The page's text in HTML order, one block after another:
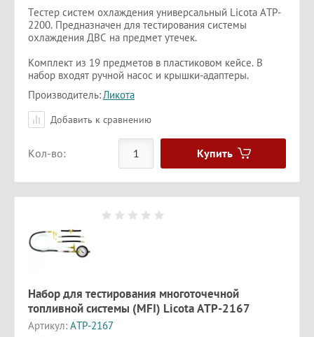
Тестер систем охлаждения универсальный Licota ATP-
2200. Предназначен для тестирования системы
охлаждения ДВС на предмет утечек.
Комплект из 19 предметов в пластиковом кейсе. В
набор входят ручной насос и крышки-адаптеры.
Производитель: Ликота
Добавить к сравнению
Кол-во: Купить
Набор для тестирования многоточечной
топливной системы (MFI) Licota ATP-2167
Артикул: ATP-2167